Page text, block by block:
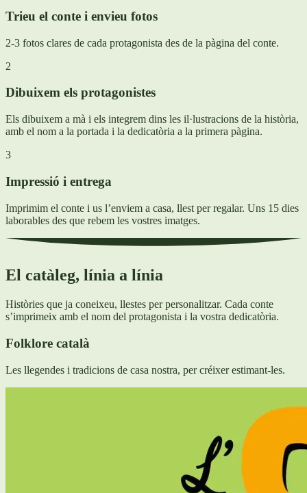
Trieu el conte i envieu fotos
2-3 fotos clares de cada protagonista des de la pàgina del conte.
2
Dibuixem els protagonistes
Els dibuixem a mà i els integrem dins les il·lustracions de la història,
amb el nom a la portada i la dedicatòria a la primera pàgina.
3
Impressió i entrega
Imprimim el conte i us l’enviem a casa, llest per regalar. Uns 15 dies
laborables des que rebem les vostres imatges.
El catàleg, línia a línia
Històries que ja coneixeu, llestes per personalitzar. Cada conte
s’imprimeix amb el nom del protagonista i la vostra dedicatòria.
Folklore català
Les llegendes i tradicions de casa nostra, per créixer estimant-les.